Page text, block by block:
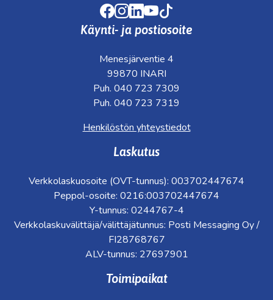
Facebook
Instagram
LinkedIn
Youtube
Käynti- ja postiosoite
Menesjärventie 4
99870 INARI
Puh. 040 723 7309
Puh. 040 723 7319
Henkilöstön yhteystiedot
Laskutus
Verkkolaskuosoite (OVT-tunnus): 003702447674
Peppol-osoite: 0216:003702447674
Y-tunnus: 0244767-4
Verkkolaskuvälittäjä/välittäjätunnus: Posti Messaging Oy /
FI28768767
ALV-tunnus: 27697901
Toimipaikat